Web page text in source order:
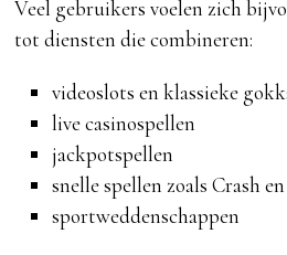
Veel gebruikers voelen zich
tot diensten die combineren:
videoslots en klassieke
live casinospellen
jackpotspellen
snelle spellen zoals Crash
sportweddenschappen